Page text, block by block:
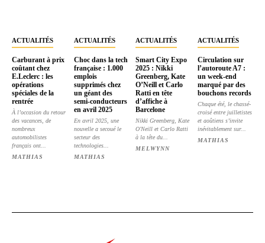
ACTUALITÉS
Carburant à prix
coûtant chez
E.Leclerc : les
opérations
spéciales de la
rentrée
À l’occasion du retour
des vacances, de
nombreux
automobilistes
français ont...
MATHIAS
ACTUALITÉS
Choc dans la tech
française : 1.000
emplois
supprimés chez
un géant des
semi-conducteurs
en avril 2025
En avril 2025, une
nouvelle a secoué le
secteur des
technologies...
MATHIAS
ACTUALITÉS
Smart City Expo
2025 : Nikki
Greenberg, Kate
O’Neill et Carlo
Ratti en tête
d’affiche à
Barcelone
Nikki Greenberg, Kate
O'Neill et Carlo Ratti
à la tête du...
MELWYNN
ACTUALITÉS
Circulation sur
l’autoroute A7 :
un week-end
marqué par des
bouchons records
Chaque été, le chassé-
croisé entre juilletistes
et aoûtiens s’invite
inévitablement sur...
MATHIAS